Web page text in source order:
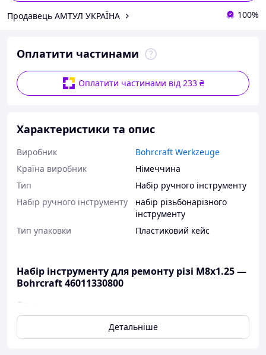
Продавець АМТУЛ УКРАЇНА 100%
Оплатити частинами
Оплатити частинами від 233 ₴
Характеристики та опис
Виробник
Bohrcraft Werkzeuge
Країна виробник
Німеччина
Тип
Набір ручного інструменту
Набір ручного інструменту
набір різьбонарізного
інструменту
Тип упаковки
Пластиковий кейс
Набір інструменту для ремонту різі M8х1.25 —
Bohrcraft 46011330800
Опис:
Високоякісний нарізний інструмент для
ремонту та відновлення різі
Детальніше